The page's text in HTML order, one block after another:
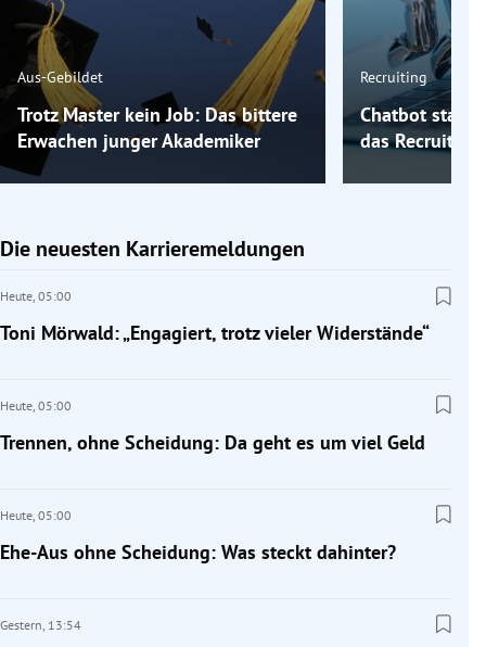
Aus-Gebildet
Trotz Master kein Job: Das bittere
Erwachen junger Akademiker
Recruiting
Chatbot statt
das
Die neuesten Karrieremeldungen
Heute, 05:00
Toni Mörwald: „Engagiert, trotz vieler Widerstände“
Heute, 05:00
Trennen, ohne Scheidung: Da geht es um viel Geld
Heute, 05:00
Ehe-Aus ohne Scheidung: Was steckt dahinter?
Gestern, 13:54